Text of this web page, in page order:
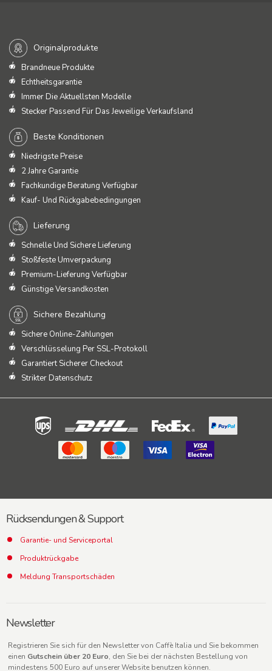
Originalprodukte
Brandneue Produkte
Echtheitsgarantie
Immer Die Aktuellsten Modelle
Stecker Passend Für Das Jeweilige Verkaufsland
Beste Konditionen
Niedrigste Preise
2 Jahre Garantie
Fachkundige Beratung Verfügbar
Kauf- Und Rückgabebedingungen
Lieferung
Schnelle Und Sichere Lieferung
Stoßfeste Umverpackung
Premium-Lieferung Verfügbar
Günstige Versandkosten
Sichere Bezahlung
Sichere Online-Zahlungen
Verschlüsselung Per SSL-Protokoll
Garantiert Sicherer Checkout
Strikter Datenschutz
Rücksendungen & Support
Garantie- und Serviceportal
Produktrückgabe
Meldung Transportschäden
Newsletter
Registrieren Sie sich für den Newsletter von Caffè Italia und Sie bekommen
einen Gutschein über 20 Euro, den Sie bei der nächsten Bestellung von
mindestens 500 Euro auf unserer Website benutzen können.